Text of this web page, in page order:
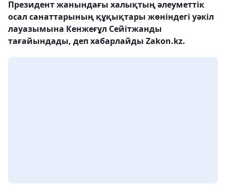
Президент жанындағы халықтың әлеуметтік
осал санаттарының құқықтары жөніндегі уәкіл
лауазымына Кенжеғұл Сейітжанды
тағайындады, деп хабарлайды Zakon.kz.